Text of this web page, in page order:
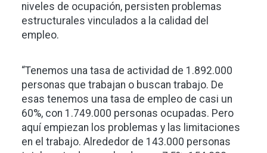
niveles de ocupación, persisten problemas
estructurales vinculados a la calidad del
empleo.
“Tenemos una tasa de actividad de 1.892.000
personas que trabajan o buscan trabajo. De
esas tenemos una tasa de empleo de casi un
60%, con 1.749.000 personas ocupadas. Pero
aquí empiezan los problemas y las limitaciones
en el trabajo. Alrededor de 143.000 personas